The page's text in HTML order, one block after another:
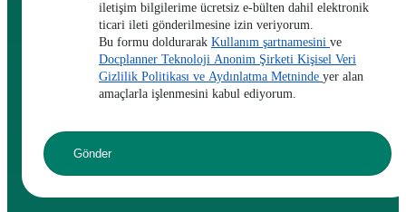
iletişim bilgilerime ücretsiz e-bülten dahil elektronik
ticari ileti gönderilmesine izin veriyorum.
Bu formu doldurarak Kullanım şartnamesini ve
Docplanner Teknoloji Anonim Şirketi Kişisel Veri
Gizlilik Politikası ve Aydınlatma Metninde yer alan
amaçlarla işlenmesini kabul ediyorum.